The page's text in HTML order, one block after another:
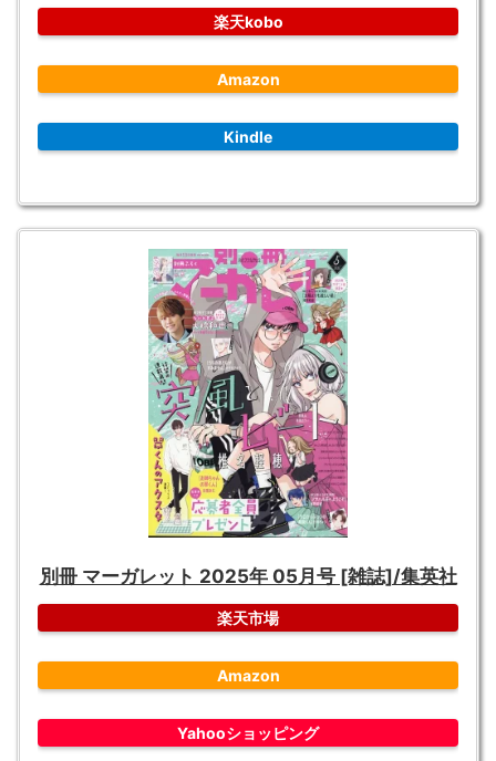
楽天kobo
Amazon
Kindle
別冊 マーガレット 2025年 05月号 [雑誌]/集英社
楽天市場
Amazon
Yahooショッピング